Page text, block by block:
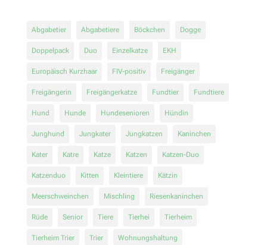
Abgabetier Abgabetiere Böckchen Dogge
Doppelpack Duo Einzelkatze EKH
Europäisch Kurzhaar FIV-positiv Freigänger
Freigängerin Freigängerkatze Fundtier Fundtiere
Hund Hunde Hundesenioren Hündin
Junghund Jungkater Jungkatzen Kaninchen
Kater Katre Katze Katzen Katzen-Duo
Katzenduo Kitten Kleintiere Kätzin
Meerschweinchen Mischling Riesenkaninchen
Rüde Senior Tiere Tierhei Tierheim
Tierheim Trier Trier Wohnungshaltung